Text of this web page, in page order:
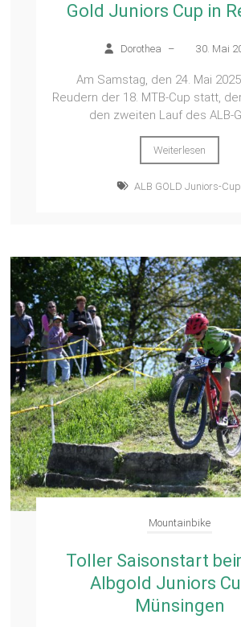
Gold Juniors Cup in
Dorothea – 30. Mai
Am Samstag, den 24. Mai
Reudern der 18. MTB-Cup statt,
den zweiten Lauf des ALB-
Weiterlesen
ALB GOLD Juniors-Cup
Mountainbike
Toller Saisonstart
Albgold Juniors
Münsingen